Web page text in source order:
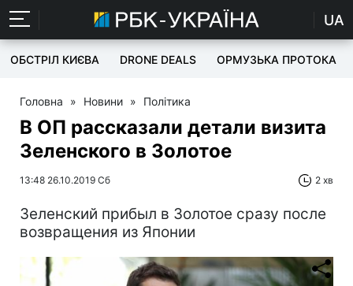
UA
ОБСТРІЛ КИЄВА DRONE DEALS ОРМУЗЬКА ПРОТОКА
Головна » Новини » Політика
В ОП рассказали детали визита
Зеленского в Золотое
13:48 26.10.2019 Сб 2 хв
Зеленский прибыл в Золотое сразу после
возвращения из Японии